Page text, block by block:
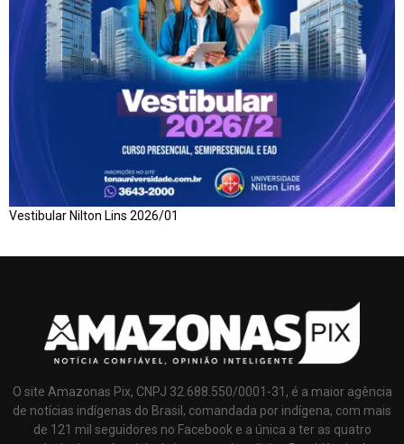
Vestibular Nilton Lins 2026/01
O site Amazonas Pix, CNPJ 32.688.550/0001-31, é a maior agência
de notícias indígenas do Brasil, comandada por indígena, com mais
de 121 mil seguidores no Facebook e a única a ter as quatro